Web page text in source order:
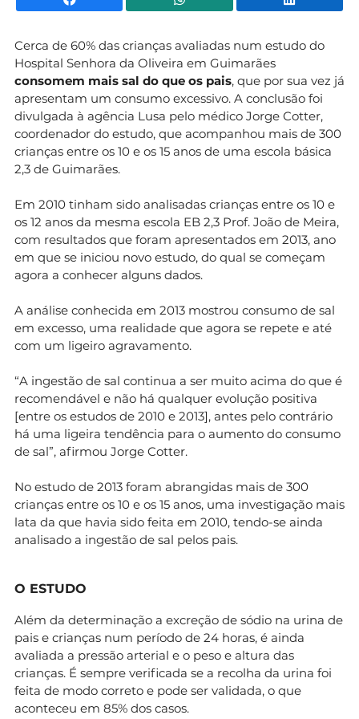
Cerca de 60% das crianças avaliadas num estudo do
Hospital Senhora da Oliveira em Guimarães
consomem mais sal do que os pais, que por sua vez já
apresentam um consumo excessivo. A conclusão foi
divulgada à agência Lusa pelo médico Jorge Cotter,
coordenador do estudo, que acompanhou mais de 300
crianças entre os 10 e os 15 anos de uma escola básica
2,3 de Guimarães.
Em 2010 tinham sido analisadas crianças entre os 10 e
os 12 anos da mesma escola EB 2,3 Prof. João de Meira,
com resultados que foram apresentados em 2013, ano
em que se iniciou novo estudo, do qual se começam
agora a conhecer alguns dados.
A análise conhecida em 2013 mostrou consumo de sal
em excesso, uma realidade que agora se repete e até
com um ligeiro agravamento.
“A ingestão de sal continua a ser muito acima do que é
recomendável e não há qualquer evolução positiva
[entre os estudos de 2010 e 2013], antes pelo contrário
há uma ligeira tendência para o aumento do consumo
de sal”, afirmou Jorge Cotter.
No estudo de 2013 foram abrangidas mais de 300
crianças entre os 10 e os 15 anos, uma investigação mais
lata da que havia sido feita em 2010, tendo­-se ainda
analisado a ingestão de sal pelos pais.
O ESTUDO
Além da determinação a excreção de sódio na urina de
pais e crianças num período de 24 horas, é ainda
avaliada a pressão arterial e o peso e altura das
crianças. É sempre verificada se a recolha da urina foi
feita de modo correto e pode ser validada, o que
aconteceu em 85% dos casos.